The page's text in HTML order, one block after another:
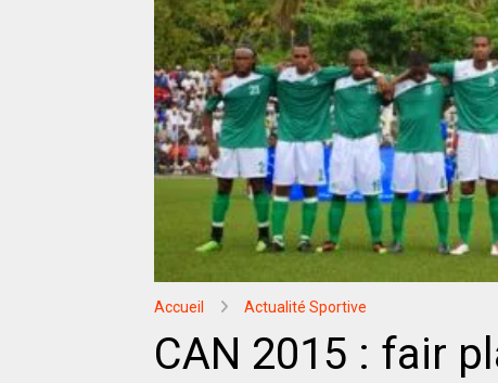
Accueil Actualité Sportive
CAN 2015 : fair